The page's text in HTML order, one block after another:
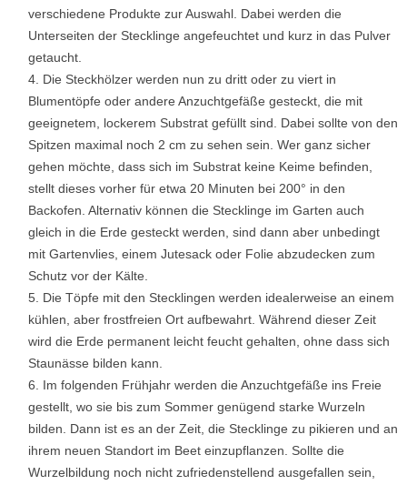
verschiedene Produkte zur Auswahl. Dabei werden die
Unterseiten der Stecklinge angefeuchtet und kurz in das Pulver
getaucht.
Die Steckhölzer werden nun zu dritt oder zu viert in
Blumentöpfe oder andere Anzuchtgefäße gesteckt, die mit
geeignetem, lockerem Substrat gefüllt sind. Dabei sollte von den
Spitzen maximal noch 2 cm zu sehen sein. Wer ganz sicher
gehen möchte, dass sich im Substrat keine Keime befinden,
stellt dieses vorher für etwa 20 Minuten bei 200° in den
Backofen. Alternativ können die Stecklinge im Garten auch
gleich in die Erde gesteckt werden, sind dann aber unbedingt
mit Gartenvlies, einem Jutesack oder Folie abzudecken zum
Schutz vor der Kälte.
Die Töpfe mit den Stecklingen werden idealerweise an einem
kühlen, aber frostfreien Ort aufbewahrt. Während dieser Zeit
wird die Erde permanent leicht feucht gehalten, ohne dass sich
Staunässe bilden kann.
Im folgenden Frühjahr werden die Anzuchtgefäße ins Freie
gestellt, wo sie bis zum Sommer genügend starke Wurzeln
bilden. Dann ist es an der Zeit, die Stecklinge zu pikieren und an
ihrem neuen Standort im Beet einzupflanzen. Sollte die
Wurzelbildung noch nicht zufriedenstellend ausgefallen sein,